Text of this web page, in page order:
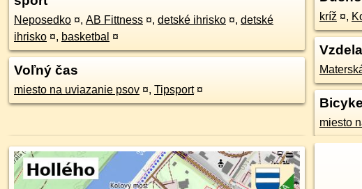
Neposedko ¤, AB Fittness ¤, detské ihrisko ¤, detské
ihrisko ¤, basketbal ¤
Voľný čas
miesto na uviazanie psov ¤, Tipsport ¤
kríž ¤,
Bicykel
miesto